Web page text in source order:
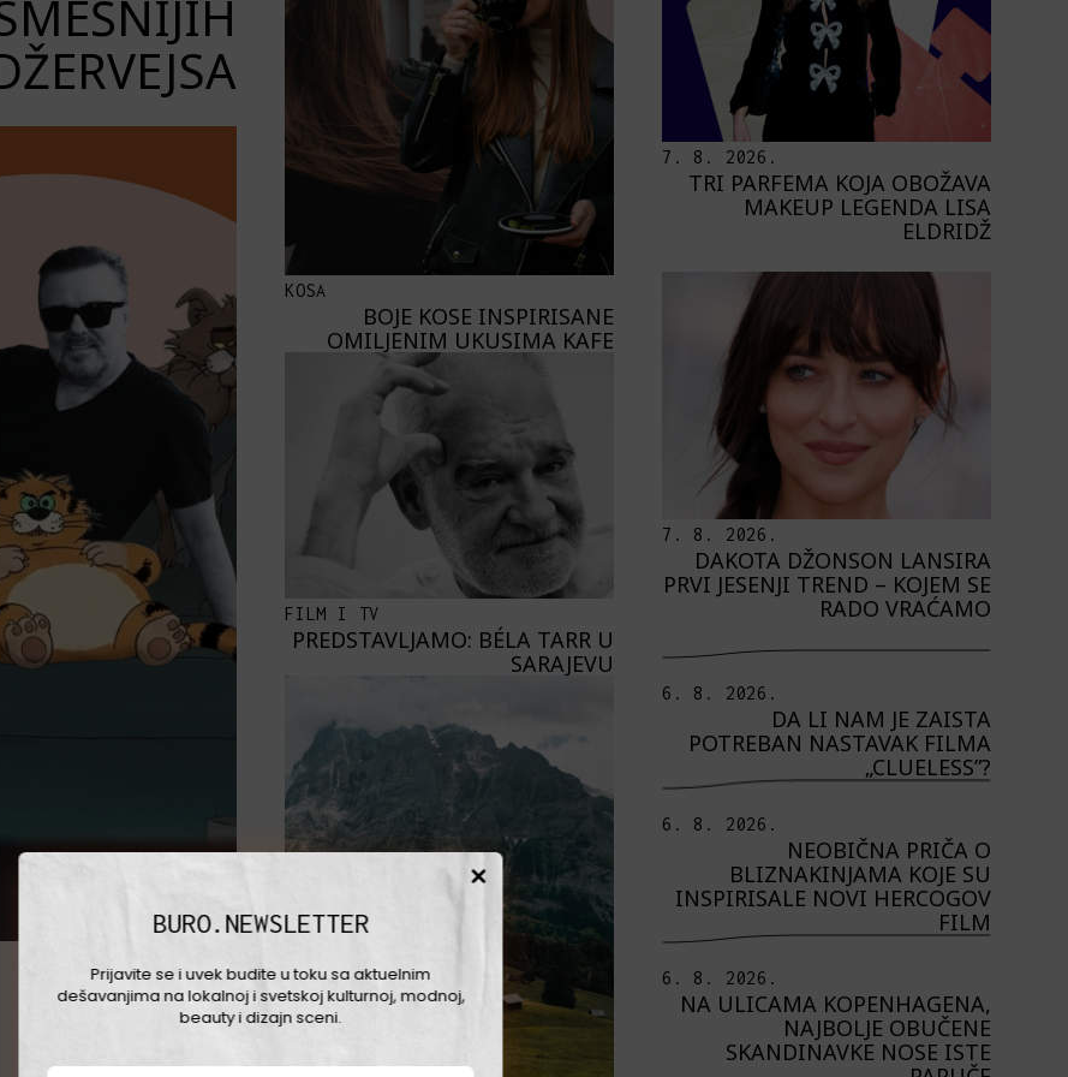
KOSA
BOJE KOSE INSPIRISANE
OMILJENIM UKUSIMA KAFE
FILM I TV
PREDSTAVLJAMO: BÉLA TARR U
SARAJEVU
7. 8. 2026.
TRI PARFEMA KOJA OBOŽAVA
MAKEUP LEGENDA LISA
ELDRIDŽ
7. 8. 2026.
DAKOTA DŽONSON LANSIRA
PRVI JESENJI TREND – KOJEM SE
RADO VRAĆAMO
6. 8. 2026.
DA LI NAM JE ZAISTA
POTREBAN NASTAVAK FILMA
„CLUELESS”?
6. 8. 2026.
NEOBIČNA PRIČA O
BLIZNAKINJAMA KOJE SU
INSPIRISALE NOVI HERCOGOV
FILM
6. 8. 2026.
NA ULICAMA KOPENHAGENA,
NAJBOLJE OBUČENE
SKANDINAVKE NOSE ISTE
BURO.NEWSLETTER
Prijavite se i uvek budite u toku sa aktuelnim
dešavanjima na lokalnoj i svetskoj kulturnoj, modnoj,
beauty i dizajn sceni.